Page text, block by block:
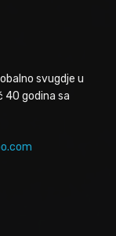
svugdje u
40 godina sa